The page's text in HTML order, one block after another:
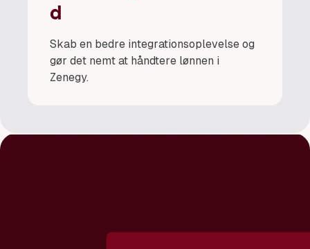
d
Skab en bedre integrationsoplevelse og
gør det nemt at håndtere lønnen i
Zenegy.